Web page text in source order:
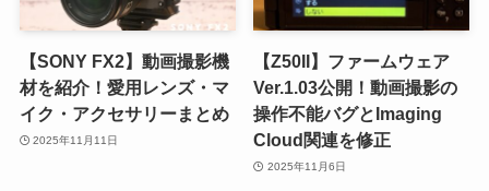
【SONY FX2】動画撮影機
材を紹介！愛用レンズ・マ
イク・アクセサリーまとめ
2025年11月11日
【Z50II】ファームウェア
Ver.1.03公開！動画撮影の
操作不能バグとImaging
Cloud関連を修正
2025年11月6日